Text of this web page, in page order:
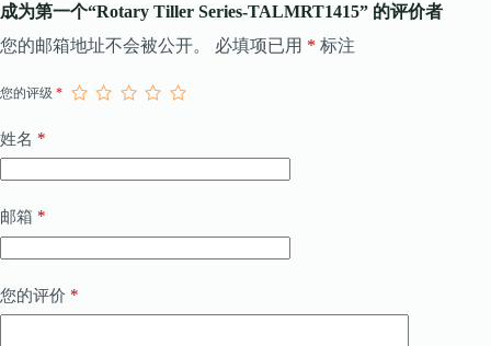
成为第一个“Rotary Tiller Series-TALMRT1415” 的评价者
您的邮箱地址不会被公开。
必填项已用 * 标注
您的评级 *
姓名 *
邮箱 *
您的评价 *